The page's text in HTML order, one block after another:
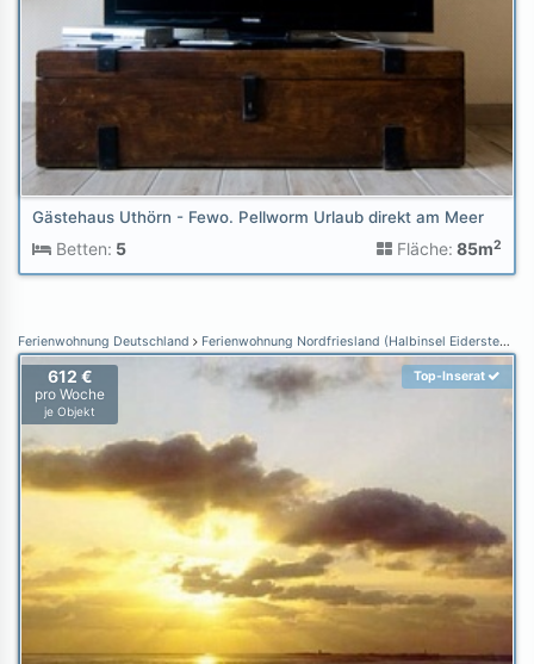
Gästehaus Uthörn - Fewo. Pellworm Urlaub direkt am Meer
Betten: 5 Fläche: 85m2
Ferienwohnung Deutschland Ferienwohnung Nordfriesland (Halbinsel Eiderstedt)
612 €
pro Woche
je Objekt
Top-Inserat